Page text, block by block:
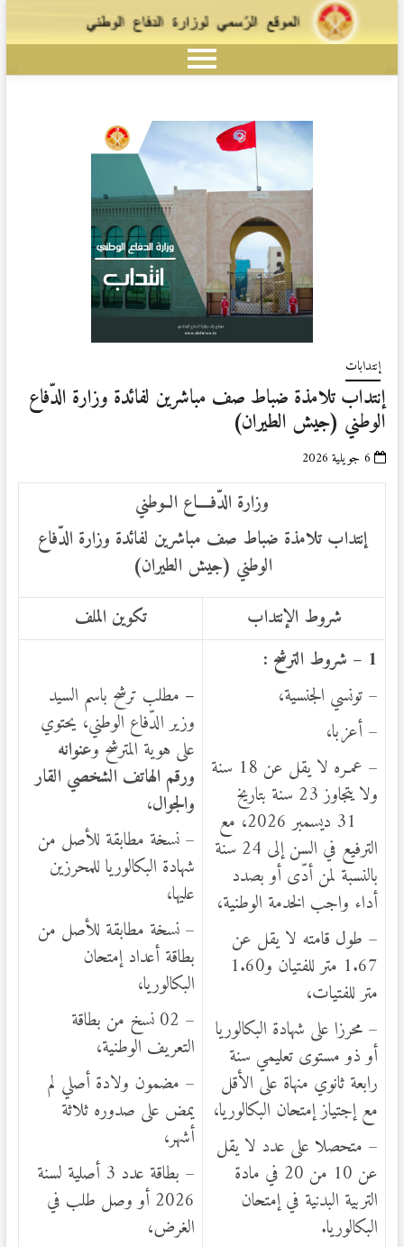
إنتدابات
إنتداب تلامذة ضباط صف مباشرين لفائدة وزارة الدّفاع
الوطني (جيش الطيران)
6 جويلية 2026
وزارة الدّفــــاع الــوطني
إنتدابتلامذة ضباط صف مباشرين لفائدة وزارة الدّفاع
الوطني (جيش الطيران)
شروط الإنتداب
تكوين الملف
1 –
شروط الترشح :
– تونسي الجنسية،
– أعزبا،
– عمـره لا يقل عن 18 سنة
ولا يتجاوز 23 سنة بتاريخ
31 ديسمبر 2026، مع
الترفيع في السن إلى 24 سنة
بالنسبة لمن أدّى أو بصدد
أداء واجب الخدمة الوطنية،
– طول قامته لا يقل عن
1.67 متر للفتيان و1.60
متر للفتيات،
– محرزا على شهادة البكالوريا
أو ذو مستوى تعليمي سنة
رابعة ثانوي منهاة على الأقل
مع إجتياز إمتحان البكالوريا،
– متحصلا على عدد لا يقل
عن 10 من 20 في مادة
التربية البدنية في إمتحان
البكالوريا.
– مطلب ترشح باسم السيد
وزير الدّفاع الوطني، يحتوي
على هوية المترشح وعنوانه
ورقم الهاتف الشخصي القار
والجوال،
– نسخة مطابقة للأصل من
شهادة البكالوريا للمحرزين
عليها،
– نسخة مطابقة للأصل من
بطاقة أعداد إمتحان
البكالوريا،
– 02 نسخ من بطاقة
التعريف الوطنية،
– مضمون ولادة أصلي لم
يمض على صدوره ثلاثة
أشهر،
– بطاقة عدد 3 أصلية لسنة
2026 أو وصل طلب في
الغرض،